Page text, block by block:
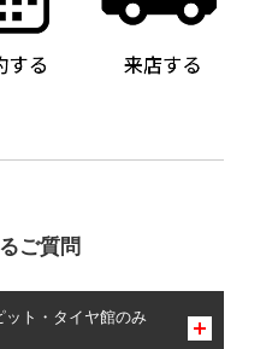
ご質問
ット・タイヤ館のみ